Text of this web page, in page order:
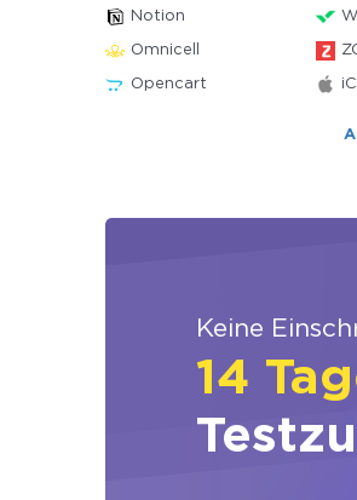
Notion
Omnicell
Opencart
Keine
14